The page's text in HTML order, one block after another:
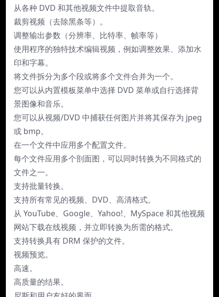
从各种 DVD 和其他视频文件中提取音轨。
裁剪视频（去除黑条等）。
调整输出参数（分辨率、比特率、帧率等）
使用程序的独特技术编辑视频，例如调整效果、添加水
印和字幕。
将文件拆分为多个段或将多个文件合并为一个。
您可以从内置模板菜单中选择 DVD 菜单或自行选择背
景图像和音乐。
您可以从视频/DVD 中捕获任何图片并将其保存为 jpeg
或 bmp。
在一个文件中应用多个配置文件。
每个文件应用多个剖面图，可以同时转换为不同格式的
文件之一。
支持批量转换。
支持所有常见的视频、DVD、高清格式。
从 YouTube、Google、Yahoo!、MySpace 和其他视频
网站下载在线视频，并立即转换为所需的格式。
支持转换具有 DRM 保护的文件。
视频预览。
高速。
高质量的结果。